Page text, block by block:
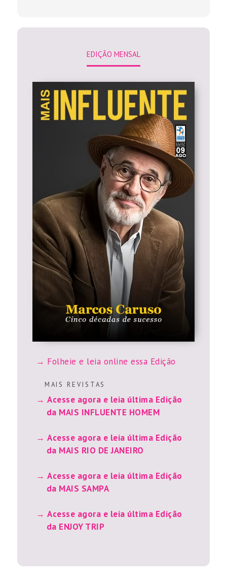
EDIÇÃO MENSAL
Folheie e leia online essa Edição
M A I S R E V I S T A S
Acesse agora e leia última Edição
da MAIS INFLUENTE HOMEM
Acesse agora e leia última Edição
da MAIS RIO DE JANEIRO
Acesse agora e leia última Edição
da MAIS SAMPA
Acesse agora e leia última Edição
da ENJOY TRIP